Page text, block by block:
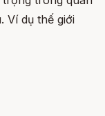
Ví dụ thế giới